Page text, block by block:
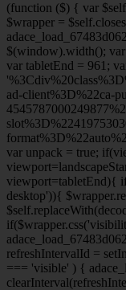
(function ($) { var
$wrapper =
$(window).width(); var
var tabletEnd = 961;
ad-client%3D%22ca-
var unpack = true;
viewport
viewport=tabletEnd){
desktop')){
refreshIntervalId =
=== 'visible' ) {